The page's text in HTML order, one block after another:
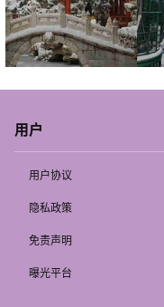
用户
用户协议
隐私政策
免责声明
曝光平台